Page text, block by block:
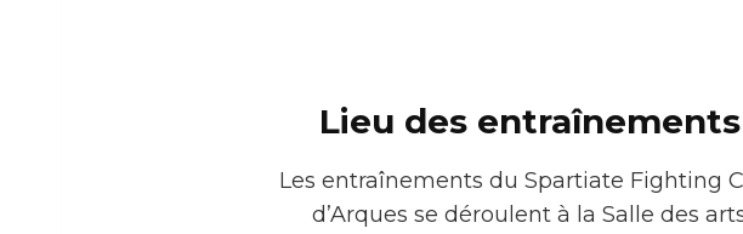
Lieu des entraînements
Les entraînements du Spartiate Fighting
d’Arques se déroulent à la Salle des